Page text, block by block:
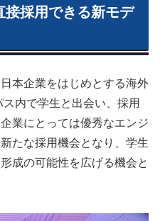
接採用できる新モデ
本企業をはじめとする海外
内で学生と出会い、採用
業にとっては優秀なエンジ
たな採用機会となり、学生
成の可能性を広げる機会と